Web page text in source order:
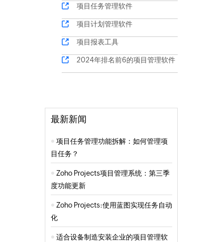
项目任务管理软件
项目计划管理软件
项目报表工具
2024年排名前6的项目管理软件
最新新闻
项目任务管理功能拆解：如何管理项
目任务？
Zoho Projects项目管理系统：第三季
度功能更新
Zoho Projects:使用蓝图实现任务自动
化
适合设备制造安装企业的项目管理软